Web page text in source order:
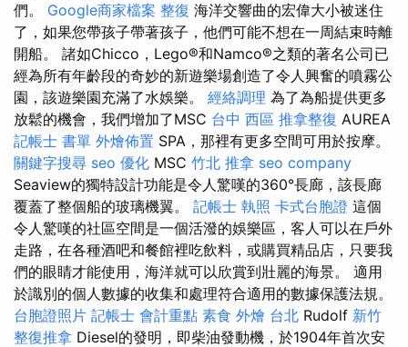
們。 Google商家檔案 整復 海洋交響曲的宏偉大小被迷住
了，如果您帶孩子帶著孩子，他們可能不想在一周結束時離
開船。 諸如Chicco，Lego®和Namco®之類的著名公司已
經為所有年齡段的奇妙的新遊樂場創造了令人興奮的噴霧公
園，該遊樂園充滿了水娛樂。 經絡調理 為了為船提供更多
放鬆的機會，我們增加了MSC 台中 西區 推拿整復 AUREA
記帳士 書單 外燴佈置 SPA，那裡有更多空間可用於按摩。
關鍵字搜尋 seo 優化 MSC 竹北 推拿 seo company
Seaview的獨特設計功能是令人驚嘆的360°長廊，該長廊
覆蓋了整個船的玻璃機翼。 記帳士 執照 卡式台胞證 這個
令人驚嘆的社區空間是一個活潑的娛樂區，客人可以在戶外
走路，在各種酒吧和餐館裡吃飲料，或購買精品店，只要我
們的眼睛才能使用，海洋就可以欣賞到壯麗的海景。 適用
於識別的個人數據的收集和處理符合適用的數據保護法規。
台胞證照片 記帳士 會計重點 素食 外燴 台北 Rudolf 新竹
整復推拿 Diesel的發明，即柴油發動機，於1904年首次安